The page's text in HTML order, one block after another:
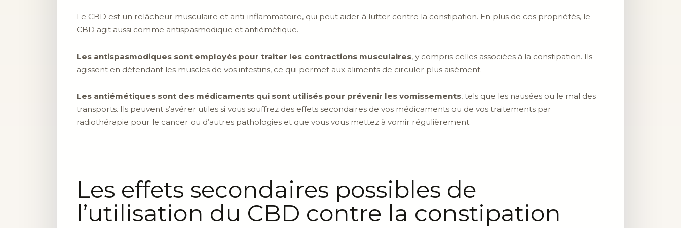
Le CBD est un relâcheur musculaire et anti-inflammatoire, qui peut aider à lutter contre la constipation. En plus de ces propriétés, le
CBD agit aussi comme antispasmodique et antiémétique.
Les antispasmodiques sont employés pour traiter les contractions musculaires, y compris celles associées à la constipation. Ils
agissent en détendant les muscles de vos intestins, ce qui permet aux aliments de circuler plus aisément.
Les antiémétiques sont des médicaments qui sont utilisés pour prévenir les vomissements, tels que les nausées ou le mal des
transports. Ils peuvent s’avérer utiles si vous souffrez des effets secondaires de vos médicaments ou de vos traitements par
radiothérapie pour le cancer ou d’autres pathologies et que vous vous mettez à vomir régulièrement.
Les effets secondaires possibles de
l’utilisation du CBD contre la constipation